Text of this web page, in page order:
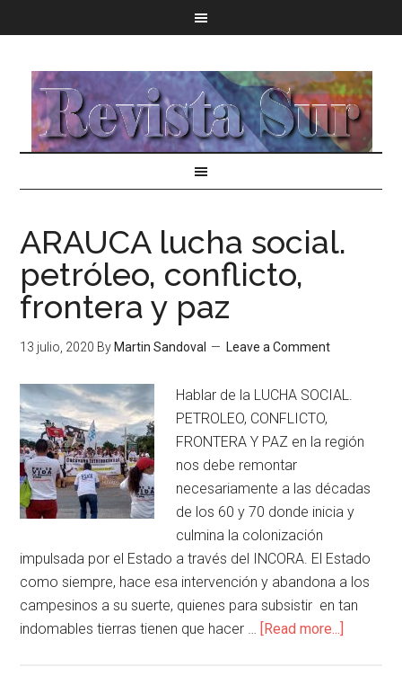
ARAUCA lucha social.
petróleo, conflicto,
frontera y paz
13 julio, 2020 By Martin Sandoval Leave a Comment
Hablar de la LUCHA SOCIAL.
PETROLEO, CONFLICTO,
FRONTERA Y PAZ en la región
nos debe remontar
necesariamente a las décadas
de los 60 y 70 donde inicia y
culmina la colonización
impulsada por el Estado a través del INCORA. El Estado
como siempre, hace esa intervención y abandona a los
campesinos a su suerte, quienes para subsistir en tan
indomables tierras tienen que hacer … [Read more...]